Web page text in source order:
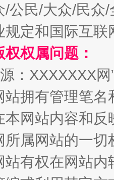
塑工作
/公民/大众/民
规定和国际互
权属问题：
：XXXXXXX
站拥有管理笔
本网站内容和
所属网站的一
站有权在网站